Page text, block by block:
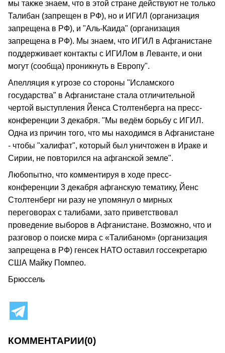
мы также знаем, что в этой стране действуют не только
Талибан (запрещен в РФ), но и ИГИЛ (организация
запрещена в РФ), и "Аль-Каида" (организация
запрещена в РФ). Мы знаем, что ИГИЛ в Афганистане
поддерживает контакты с ИГИЛом в Леванте, и они
могут (сообща) проникнуть в Европу".
Апелляция к угрозе со стороны "Исламского
государства" в Афганистане стала отличительной
чертой выступления Йенса Столтенберга на пресс-
конференции 3 декабря. "Мы ведём борьбу с ИГИЛ.
Одна из причин того, что мы находимся в Афганистане
- чтобы "халифат", который был уничтожен в Ираке и
Сирии, не повторился на афганской земле".
Любопытно, что комментируя в ходе пресс-
конференции 3 декабря афганскую тематику, Йенс
Столтенберг ни разу не упомянул о мирных
переговорах с талибами, зато приветствовал
проведение выборов в Афганистане. Возможно, что и
разговор о поиске мира с «Талибаном» (организация
запрещена в РФ) генсек НАТО оставил госсекретарю
США Майку Помпео.
Брюссель
КОММЕНТАРИИ(0)